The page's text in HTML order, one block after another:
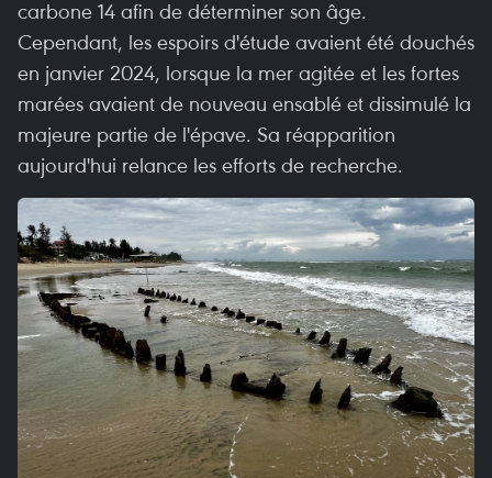
carbone 14 afin de déterminer son âge.
Cependant, les espoirs d'étude avaient été douchés
en janvier 2024, lorsque la mer agitée et les fortes
marées avaient de nouveau ensablé et dissimulé la
majeure partie de l'épave. Sa réapparition
aujourd'hui relance les efforts de recherche.